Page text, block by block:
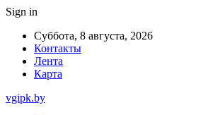
Sign in
Суббота, 8 августа, 2026
Контакты
Лента
Карта
vgipk.by